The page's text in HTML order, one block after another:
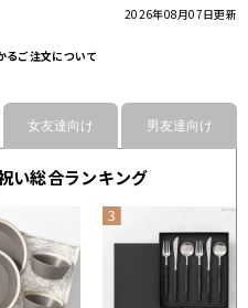
2026年08月07日更新
るご注文について
女友達向け 男友達向け
い総合ランキング